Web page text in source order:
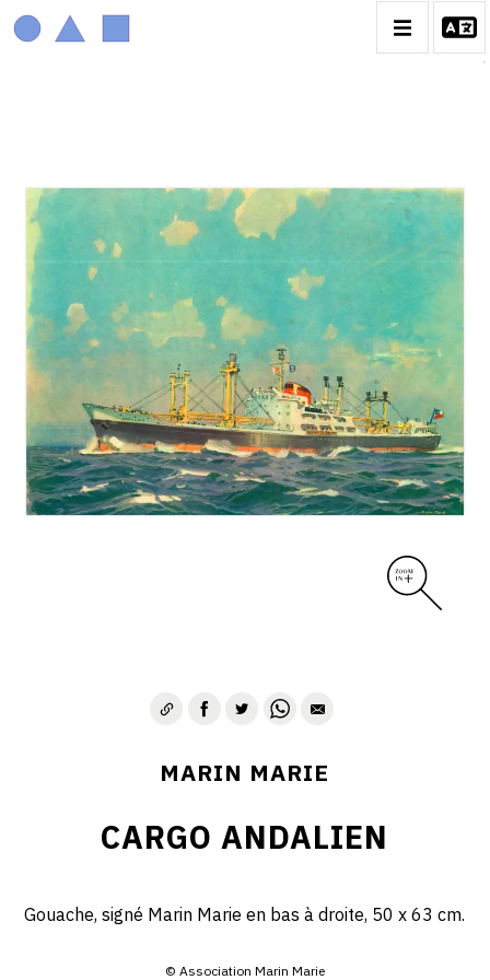
MARIN MARIE
BIOGRAPHIE
CATALOGUE DES OEUVRES
CONTACT
MARIN MARIE
CARGO ANDALIEN
Gouache, signé Marin Marie en bas à droite, 50 x 63 cm.
© Association Marin Marie